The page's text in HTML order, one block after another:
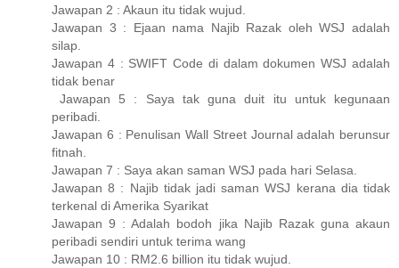
Jawapan 2 : Akaun itu tidak wujud.
Jawapan 3 : Ejaan nama Najib Razak oleh WSJ adalah
silap.
Jawapan 4 : SWIFT Code di dalam dokumen WSJ adalah
tidak benar
Jawapan 5 : Saya tak guna duit itu untuk kegunaan
peribadi.
Jawapan 6 : Penulisan Wall Street Journal adalah berunsur
fitnah.
Jawapan 7 : Saya akan saman WSJ pada hari Selasa.
Jawapan 8 : Najib tidak jadi saman WSJ kerana dia tidak
terkenal di Amerika Syarikat
Jawapan 9 : Adalah bodoh jika Najib Razak guna akaun
peribadi sendiri untuk terima wang
Jawapan 10 : RM2.6 billion itu tidak wujud.